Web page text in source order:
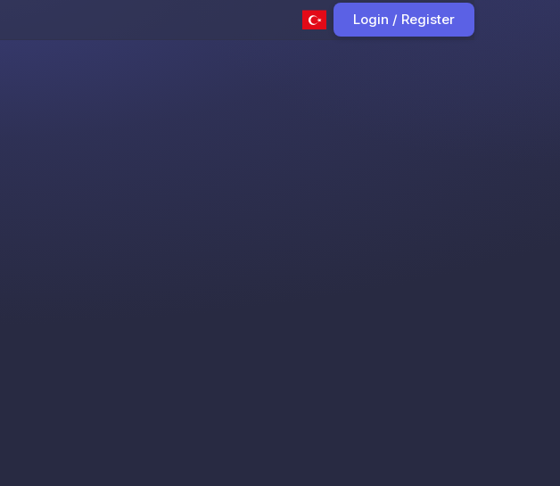
Login / Register